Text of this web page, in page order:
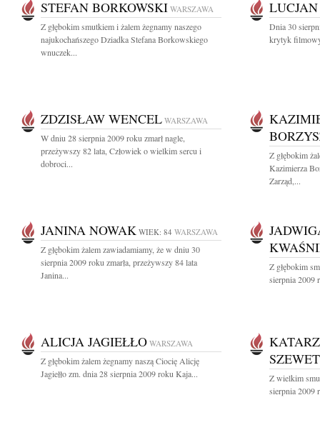
STEFAN BORKOWSKI WARSZAWA
Z głębokim smutkiem i żalem żegnamy naszego
najukochańszego Dziadka Stefana Borkowskiego
wnuczek...
Dnia 30
krytyk
ZDZISŁAW WENCEL WARSZAWA
W dniu 28 sierpnia 2009 roku zmarł nagle,
przeżywszy 82 lata, Człowiek o wielkim sercu i
dobroci...
Z głębokim
Kazimierza
Zarząd,...
JANINA NOWAK WIEK: 84 WARSZAWA
Z głębokim żalem zawiadamiamy, że w dniu 30
sierpnia 2009 roku zmarła, przeżywszy 84 lata
Janina...
Z głębokim
sierpnia 2009
ALICJA JAGIEŁŁO WARSZAWA
Z głębokim żalem żegnamy naszą Ciocię Alicję
Jagiełło zm. dnia 28 sierpnia 2009 roku Kaja...
Z wielkim
sierpnia 2009